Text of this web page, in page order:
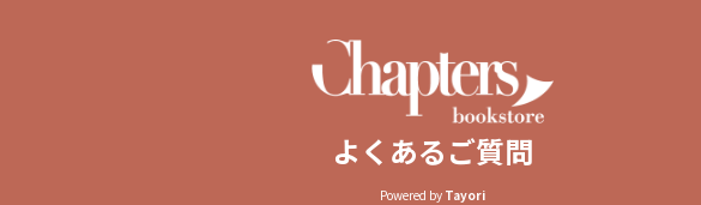
よくあるご質問
Powered by Tayori